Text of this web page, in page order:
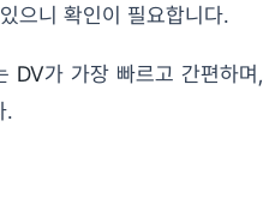
으니 확인이 필요합니다.
DV가 가장 빠르고 간편하며,
.